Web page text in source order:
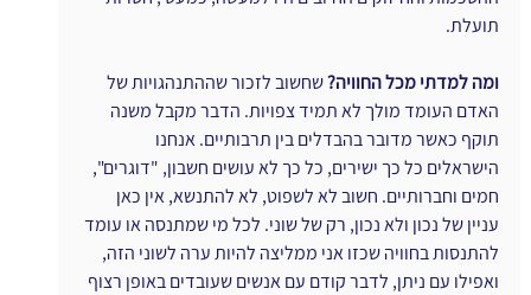
תועלת.
ומה למדתי מכל החוויה? שחשוב לזכור שההתנהגויות של
האדם העומד מולך לא תמיד צפויות. הדבר מקבל משנה
תוקף כאשר מדובר בהבדלים בין תרבותיים. אנחנו
הישראלים כל כך ישירים, כל כך לא עושים חשבון, "דוגרים",
חמים וחברותיים. חשוב לא לשפוט, לא להתנשא, אין כאן
עניין של נכון ולא נכון, רק של שוני. לכל מי שמתנסה או עומד
להתנסות בחוויה שכזו אני ממליצה להיות ערה לשוני הזה,
ואפילו עם ניתן, לדבר קודם עם אנשים שעובדים באופן רצוף